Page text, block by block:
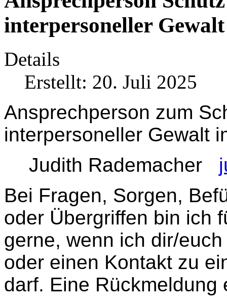
interpersoneller Gewalt
Details
Erstellt: 20. Juli 2025
Ansprechperson zum
interpersoneller Gewalt
Judith Rademacher
Bei Fragen, Sorgen,
oder Übergriffen bin ich
gerne, wenn ich dir/
oder einen Kontakt zu
darf. Eine Rückmeldung